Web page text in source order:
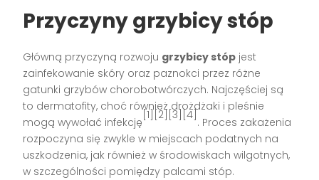
Przyczyny grzybicy stóp
Główną przyczyną rozwoju grzybicy stóp jest
zainfekowanie skóry oraz paznokci przez różne
gatunki grzybów chorobotwórczych. Najczęściej są
to dermatofity, choć również drożdżaki i pleśnie
mogą wywołać infekcję
[1][2][3][4]
. Proces zakażenia
rozpoczyna się zwykle w miejscach podatnych na
uszkodzenia, jak również w środowiskach wilgotnych,
w szczególności pomiędzy palcami stóp.